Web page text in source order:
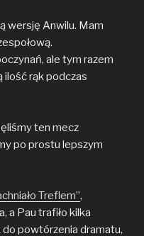
wersję Anwilu. Mam
ale tym razem
ilość rąk podczas
ten mecz
po prostu lepszym
Treflem”,
a Pau trafiło kilka
powtórzenia dramatu,